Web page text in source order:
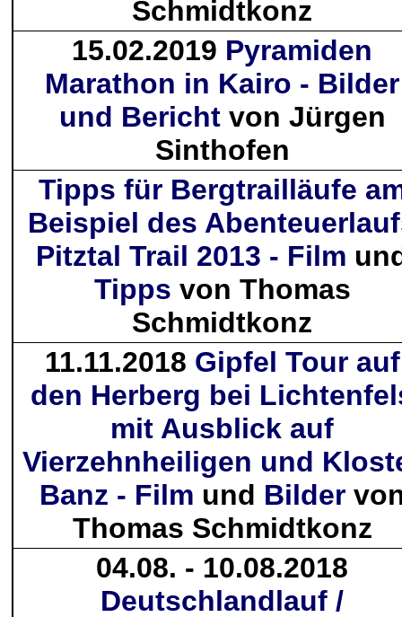
Schmidtkonz
15.02.2019 Pyramiden
Marathon in Kairo - Bilder
und Berichtvon Jürgen
Sinthofen
Tipps für Bergtrailläufe
Beispiel des
Pitztal Trail 2013 - Film
Tipps von Thomas
Schmidtkonz
11.11.2018 Gipfel Tour auf
den Herberg bei
mit Ausblick auf
Vierzehnheiligen und
Banz - Film und Bilder
Thomas Schmidtkonz
04.08. - 10.08.2018
Deutschlandlauf /